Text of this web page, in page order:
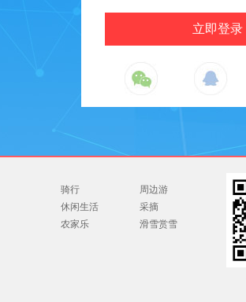
骑行
周边游
休闲生活
采摘
农家乐
滑雪赏雪